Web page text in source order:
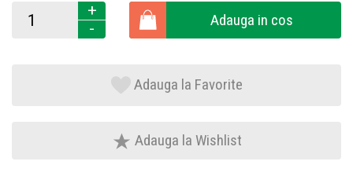
+
-
Adauga in cos
Adauga la Favorite
Adauga la Wishlist